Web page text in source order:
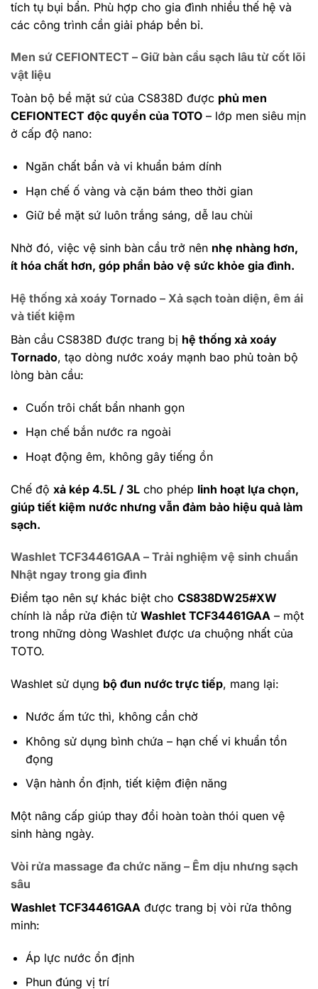
tích tụ bụi bẩn. Phù hợp cho gia đình nhiều thế hệ và
các công trình cần giải pháp bền bỉ.
Men sứ CEFIONTECT – Giữ bàn cầu sạch lâu từ cốt lõi
vật liệu
Toàn bộ bề mặt sứ của CS838D được phủ men
CEFIONTECT độc quyền của TOTO – lớp men siêu mịn
ở cấp độ nano:
Ngăn chất bẩn và vi khuẩn bám dính
Hạn chế ố vàng và cặn bám theo thời gian
Giữ bề mặt sứ luôn trắng sáng, dễ lau chùi
Nhờ đó, việc vệ sinh bàn cầu trở nên nhẹ nhàng hơn,
ít hóa chất hơn, góp phần bảo vệ sức khỏe gia đình.
Hệ thống xả xoáy Tornado – Xả sạch toàn diện, êm ái
và tiết kiệm
Bàn cầu CS838D được trang bị hệ thống xả xoáy
Tornado, tạo dòng nước xoáy mạnh bao phủ toàn bộ
lòng bàn cầu:
Cuốn trôi chất bẩn nhanh gọn
Hạn chế bắn nước ra ngoài
Hoạt động êm, không gây tiếng ồn
Chế độ xả kép 4.5L / 3L cho phép linh hoạt lựa chọn,
giúp tiết kiệm nước nhưng vẫn đảm bảo hiệu quả làm
sạch.
Washlet TCF34461GAA – Trải nghiệm vệ sinh chuẩn
Nhật ngay trong gia đình
Điểm tạo nên sự khác biệt cho CS838DW25#XW
chính là nắp rửa điện tử Washlet TCF34461GAA – một
trong những dòng Washlet được ưa chuộng nhất của
TOTO.
Washlet sử dụng bộ đun nước trực tiếp, mang lại:
Nước ấm tức thì, không cần chờ
Không sử dụng bình chứa – hạn chế vi khuẩn tồn
đọng
Vận hành ổn định, tiết kiệm điện năng
Một nâng cấp giúp thay đổi hoàn toàn thói quen vệ
sinh hàng ngày.
Vòi rửa massage đa chức năng – Êm dịu nhưng sạch
sâu
Washlet TCF34461GAA được trang bị vòi rửa thông
minh:
Áp lực nước ổn định
Phun đúng vị trí